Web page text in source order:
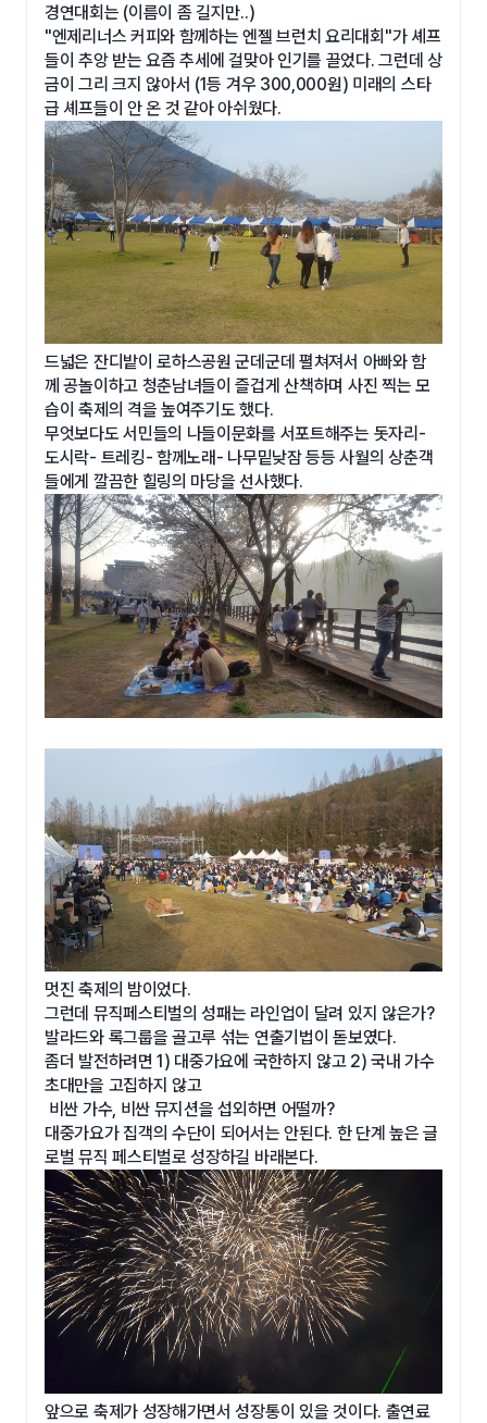
경연대회는 (이름이 좀 길지만..)
"엔제리너스 커피와 함께하는 엔젤 브런치 요리대회"가 셰프
들이 추앙 받는 요즘 추세에 걸맞아 인기를 끌었다. 그런데 상
금이 그리 크지 않아서 (1등 겨우 300,000원) 미래의 스타
급 셰프들이 안 온 것 같아 아쉬웠다.
드넓은 잔디밭이 로하스공원 군데군데 펼쳐져서 아빠와 함
께 공놀이하고 청춘남녀들이 즐겁게 산책하며 사진 찍는 모
습이 축제의 격을 높여주기도 했다.
무엇보다도 서민들의 나들이문화를 서포트해주는 돗자리-
도시락- 트레킹- 함께노래- 나무밑낮잠 등등 사월의 상춘객
들에게 깔끔한 힐링의 마당을 선사했다.
멋진 축제의 밤이었다.
그런데 뮤직페스티벌의 성패는 라인업이 달려 있지 않은가?
발라드와 록그룹을 골고루 섞는 연출기법이 돋보였다.
좀더 발전하려면 1) 대중가요에 국한하지 않고 2) 국내 가수
초대만을 고집하지 않고
비싼 가수, 비싼 뮤지션을 섭외하면 어떨까?
대중가요가 집객의 수단이 되어서는 안된다. 한 단계 높은 글
로벌 뮤직 페스티벌로 성장하길 바래본다.
앞으로 축제가 성장해가면서 성장통이 있을 것이다. 출연료